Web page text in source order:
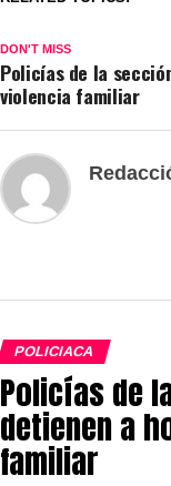
DON'T MISS
Policías de la
violencia familiar
POLICIACA
Policías de
detienen a
familiar